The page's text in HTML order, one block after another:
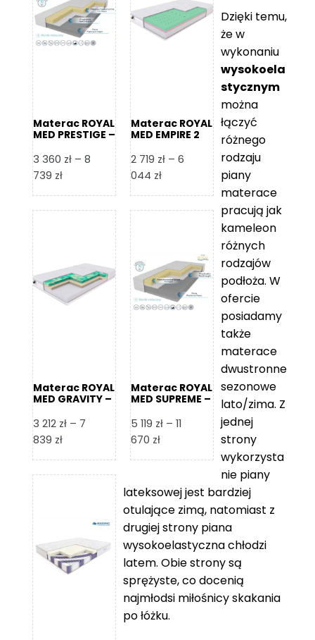
7
000 zł
8
865 zł
Materac ROYAL
MED PRESTIGE –
3 360 zł – 8
739 złZakres
od
8
739 zł
Materac ROYAL
MED EMPIRE 2
2 719 zł – 6
044 złZakres
od
6
044 zł
Materac ROYAL
MED GRAVITY –
3 212 zł – 7
839 złZakres
od
839 zł
Materac ROYAL
MED SUPREME –
5 119 zł – 11
670 złZakres
5
119 zł
do
670 zł
Dzięki temu,
że w
wykonaniu
wysokoela
stycznym
można
łączyć
różnego
rodzaju
piany
materace
pracują jak
kameleon
różnych
rodzajów
podłoża. W
ofercie
posiadamy
także
materace
dwustronne
sezonowe
lato/zima. Z
jednej
strony
wykorzysta
nie piany
lateksowej jest bardziej
otulające zimą, natomiast z
drugiej strony piana
wysokoelastyczna chłodzi
latem. Obie strony są
sprężyste, co docenią
najmłodsi miłośnicy skakania
po łóżku.